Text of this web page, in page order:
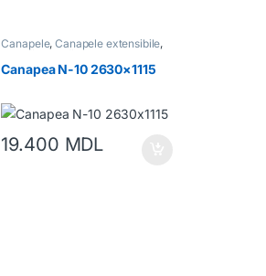
Canapele,Canapele extensibile,
Mobilă
Mobilă moale
Canapea N-10 2630×1115
19.400 MDL